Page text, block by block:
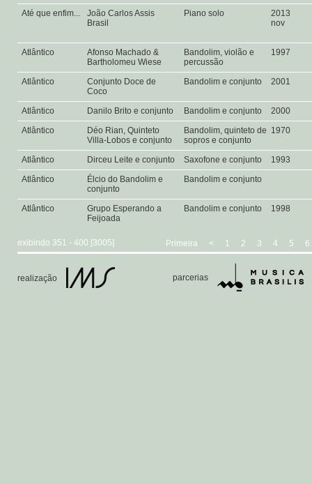
Até que enfim...
João Carlos Assis
Brasil
Piano solo
2013
nov
Atlântico
Afonso Machado &
Bartholomeu Wiese
Bandolim, violão e
percussão
1997
Atlântico
Conjunto Doce de
Coco
Bandolim e conjunto 2001
Atlântico Danilo Brito e conjunto Bandolim e conjunto
2000
Atlântico
Déo Rian, Quinteto
Villa-Lobos e conjunto
Bandolim, quinteto de
sopros e conjunto
1970
Atlântico Dirceu Leite e conjunto Saxofone e conjunto
1993
Atlântico
Élcio do Bandolim e
conjunto
Bandolim e conjunto
Atlântico
Grupo Esperando a
Feijoada
Bandolim e conjunto 1998
exibindo 351 - 400 [3005] Primeira < 1 2 3 4 5 6
realização parcerias